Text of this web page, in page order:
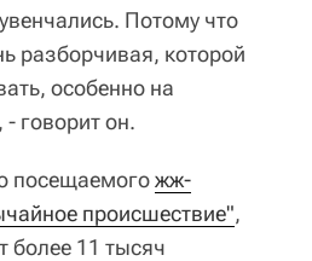
Потому что
разборчивая, которой
особенно на
говорит он.
посещаемогожж-
происшествие",
более 11 тысяч